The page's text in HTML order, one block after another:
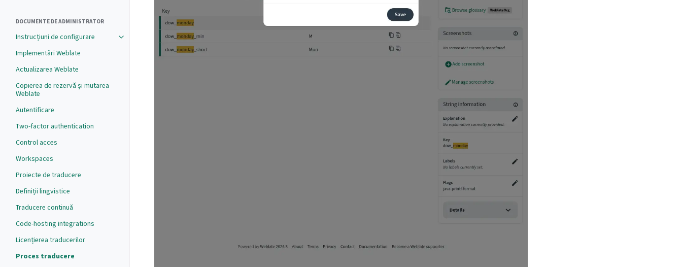
DOCUMENTE DE ADMINISTRATOR
Instrucțiuni de configurare
Implementări Weblate
Actualizarea Weblate
Copierea de rezervă și mutarea
Weblate
Autentificare
Two-factor authentication
Control acces
Workspaces
Proiecte de traducere
Definiții lingvistice
Traducere continuă
Code-hosting integrations
Licențierea traducerilor
Proces traducere